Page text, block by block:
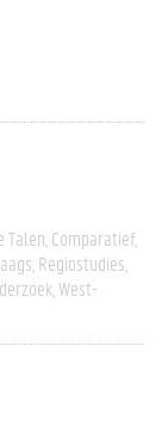
Talen Comparatief
Regiostudies
West-